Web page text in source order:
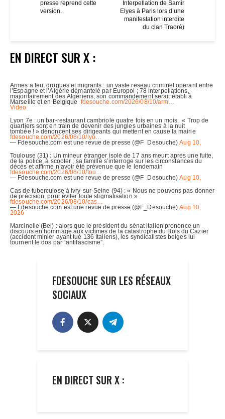
presse reprend cette
version.
Interpellation de Samir
Elyes à Paris lors d’une
manifestation interdite
du clan Traoré)
EN DIRECT SUR X :
FDESOUCHE SUR LES RÉSEAUX
SOCIAUX
EN DIRECT SUR X :